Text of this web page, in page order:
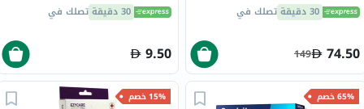
لمسة جافة وتأثير مضاد
لللمعان للبشرة المعرضة
30 دقيقة تصلك في
74.50
149
20 مل 30 دقيقة تصلك في
9.50
65% خصم
15% خصم